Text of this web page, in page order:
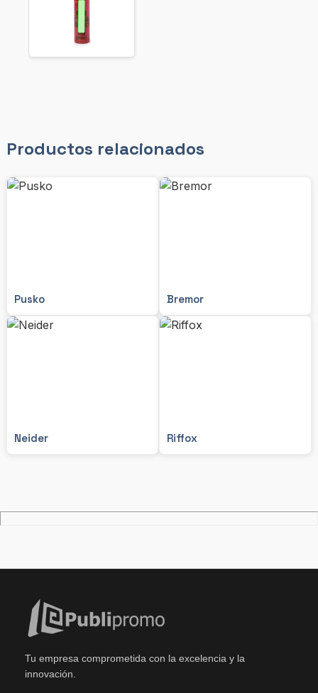
Productos relacionados
Pusko Bremor
Neider Riffox
Tu empresa comprometida con la excelencia y la
innovación.